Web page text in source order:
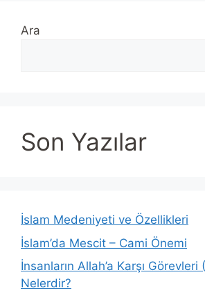
Ara
Son Yazılar
İslam Medeniyeti ve Özellikleri
İslam’da Mescit – Cami Önemi
İnsanların Allah’a Karşı
Nelerdir?